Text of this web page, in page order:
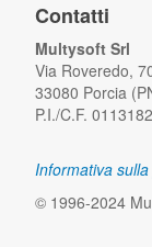
Contatti
Multysoft Srl
Via Roveredo,
33080 Porcia
P.I./C.F.
Informativa
© 1996-2024